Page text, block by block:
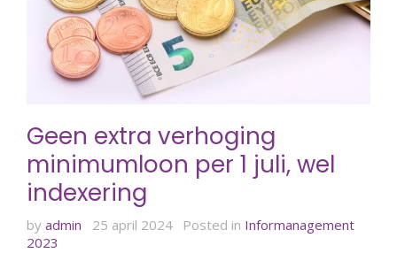
Geen extra verhoging
minimumloon per 1 juli, wel
indexering
by admin 25 april 2024 Posted in Informanagement
2023